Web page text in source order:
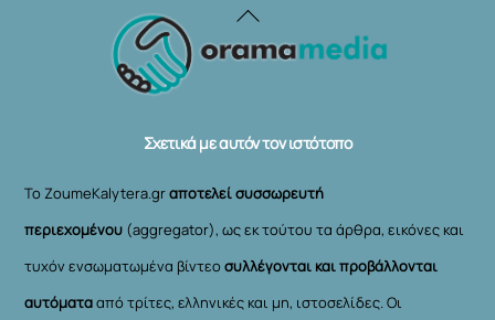
Back
To
Σχετικά με αυτόν τον ιστότοπο
Το ZoumeKalytera.grαποτελεί συσσωρευτή
περιεχομένου (aggregator), ως εκ τούτου τα άρθρα, εικόνες και
τυχόν ενσωματωμένα βίντεοσυλλέγονται και προβάλλονται
αυτόματααπό τρίτες, ελληνικές και μη, ιστοσελίδες. Οι